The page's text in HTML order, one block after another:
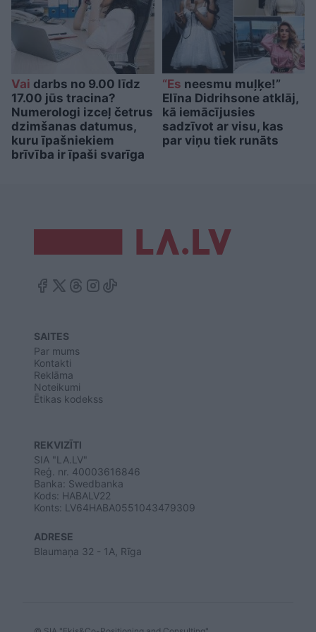
Vai darbs no 9.00 līdz
17.00 jūs tracina?
Numerologi izceļ četrus
dzimšanas datumus,
kuru īpašniekiem
brīvība ir īpaši svarīga
“Es neesmu muļķe!”
Elīna Didrihsone atklāj,
kā iemācījusies
sadzīvot ar visu, kas
par viņu tiek runāts
SAITES
Par mums
Kontakti
Reklāma
Noteikumi
Ētikas kodekss
REKVIZĪTI
SIA "LA.LV"
Reģ. nr. 40003616846
Banka: Swedbanka
Kods: HABALV22
Konts: LV64HABA0551043479309
ADRESE
Blaumaņa 32 - 1A, Rīga